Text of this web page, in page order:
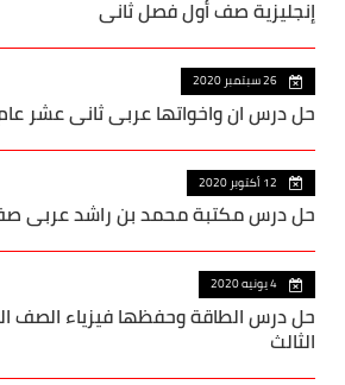
إنجليزية صف أول فصل ثاني
26 سبتمبر 2020
حل درس ان واخواتها عربي ثاني عشر
12 أكتوبر 2020
حل درس مكتبة محمد بن راشد عربي
4 يونيه 2020
حل درس الطاقة وحفظها فيزياء الصف
الثالث